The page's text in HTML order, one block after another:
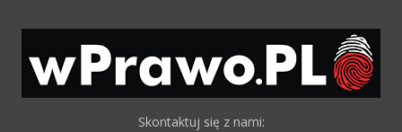
Skontaktuj się z nami: